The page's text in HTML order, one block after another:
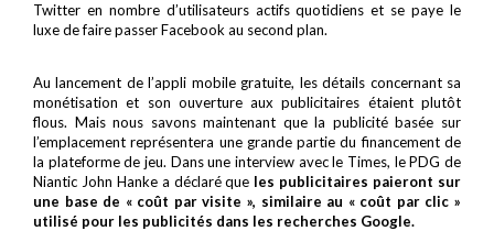
Twitter en nombre d’utilisateurs actifs quotidiens et se paye le
luxe de faire passer Facebook au second plan.
Au lancement de l’appli mobile gratuite, les détails concernant sa
monétisation et son ouverture aux publicitaires étaient plutôt
flous. Mais nous savons maintenant que la publicité basée sur
l’emplacement représentera une grande partie du financement de
la plateforme de jeu. Dans une interview avec le Times, le PDG de
Niantic John Hanke a déclaré que les publicitaires paieront sur
une base de « coût par visite », similaire au « coût par clic »
utilisé pour les publicités dans les recherches Google.